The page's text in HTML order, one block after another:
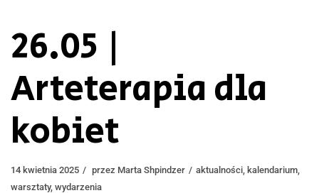
26.05 |
Arteterapia dla
kobiet
14 kwietnia 2025 przez Marta Shpindzer aktualności kalendarium
warsztaty, wydarzenia